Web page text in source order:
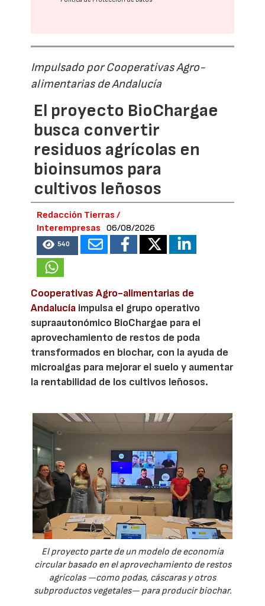
Impulsado por Cooperativas Agro-
alimentarias de Andalucía
El proyecto BioChargae
busca convertir
residuos agrícolas en
bioinsumos para
cultivos leñosos
Redacción Tierras /
Interempresas
06/08/2026
540
Cooperativas Agro-alimentarias de
Andalucía impulsa el grupo operativo
supraautonómico BioChargae para el
aprovechamiento de restos de poda
transformados en biochar, con la ayuda de
microalgas para mejorar el suelo y aumentar
la rentabilidad de los cultivos leñosos.
El proyecto parte de un modelo de economía
circular basado en el aprovechamiento de restos
agrícolas —como podas, cáscaras y otros
subproductos vegetales— para producir biochar.